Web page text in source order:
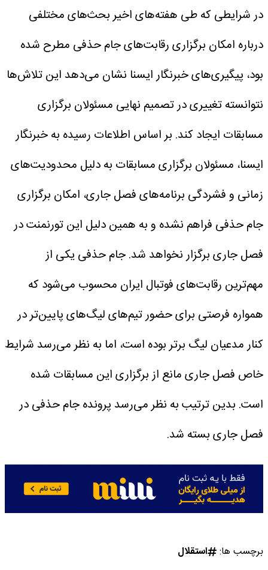
در شرایطی که طی هفته‌های اخیر بحث‌های مختلفی
درباره امکان برگزاری رقابت‌های جام حذفی مطرح شده
بود، پیگیری‌های خبرنگار ایسنا نشان ‌می‌دهد این تلاش‌ها
نتوانسته تغییری در تصمیم نهایی مسئولان برگزاری
مسابقات ایجاد کند. بر اساس اطلاعات رسیده به خبرنگار
ایسنا، مسئولان برگزاری مسابقات به دلیل محدودیت‌های
زمانی و فشردگی برنامه‌های فصل جاری، امکان برگزاری
جام حذفی فراهم نشده و به همین دلیل این تورنمنت در
فصل جاری برگزار نخواهد شد.جام حذفی یکی از
مهم‌ترین رقابت‌های فوتبال ایران محسوب می‌شود که
همواره فرصتی برای حضور تیم‌های لیگ‌های پایین‌تر در
کنار مدعیان لیگ برتر بوده است، اما به نظر می‌رسد شرایط
خاص فصل جاری مانع از برگزاری این مسابقات شده
است. بدین ترتیب به نظر می‌رسد پرونده جام حذفی در
فصل جاری بسته شد.
برچسب ها: استقلال